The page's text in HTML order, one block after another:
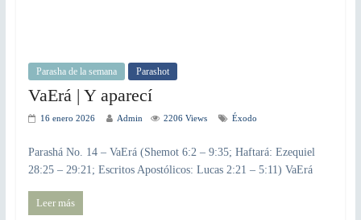
Parasha de la semana Parashot
VaErá | Y aparecí
16 enero 2026 Admin 2206 Views Éxodo
Parashá No. 14 – VaErá (Shemot 6:2 – 9:35; Haftará: Ezequiel
28:25 – 29:21; Escritos Apostólicos: Lucas 2:21 – 5:11) VaErá
Leer más